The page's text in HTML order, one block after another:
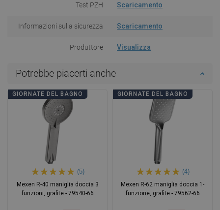
Test PZH Scaricamento
Informazioni sulla sicurezza Scaricamento
Produttore Visualizza
Potrebbe piacerti anche
GIORNATE DEL BAGNO
(5)
Mexen R-40 maniglia doccia 3
funzioni, grafite - 79540-66
GIORNATE DEL BAGNO
(4)
Mexen R-62 maniglia doccia 1-
funzione, grafite - 79562-66